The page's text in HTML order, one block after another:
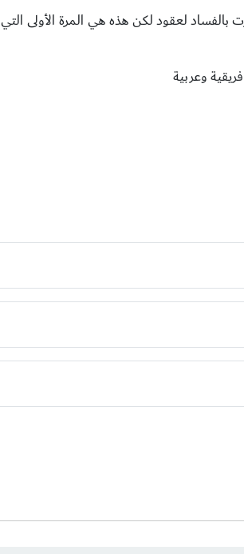
بالفساد لعقود لكن هذه هي المرة الأولى التي
وعربية